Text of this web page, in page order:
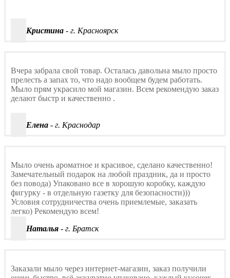
Кристина - г. Красноярск
Вчера забрала свой товар. Осталась давольна мыло просто
прелесть а запах то, что надо вообщем будем работать.
Мыло прям украсило мой магазин. Всем рекомендую заказ
делают быстр и качественно .
Елена - г. Краснодар
Мыло очень ароматное и красивое, сделано качественно!
Замечательный подарок на любой праздник, да и просто
без повода) Упаковано все в хорошую коробку, каждую
фигурку - в отдельную газетку для безопасности)))
Условия сотрудничества очень приемлемые, заказать
легко) Рекомендую всем!
Наталья - г. Братск
Заказали мыло через интернет-магазин, заказ получили